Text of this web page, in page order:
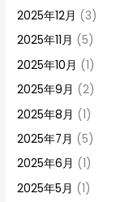
2025年12月 (3)
2025年11月 (5)
2025年10月 (1)
2025年9月 (2)
2025年8月 (1)
2025年7月 (5)
2025年6月 (1)
2025年5月 (1)